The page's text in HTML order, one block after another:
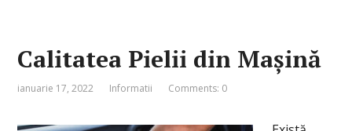
Calitatea Pielii din Mașină
ianuarie 17, 2022 Informatii Comments: 0